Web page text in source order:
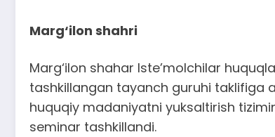
Marg‘ilon shahri
Marg‘ilon shahar Iste’molchilar
tashkillangan tayanch guruhi taklifiga
huquqiy madaniyatni yuksaltirish
seminar tashkillandi.